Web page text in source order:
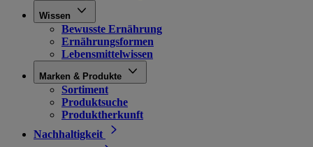
Wissen
Bewusste Ernährung
Ernährungsformen
Lebensmittelwissen
Marken & Produkte
Sortiment
Produktsuche
Produktherkunft
Nachhaltigkeit